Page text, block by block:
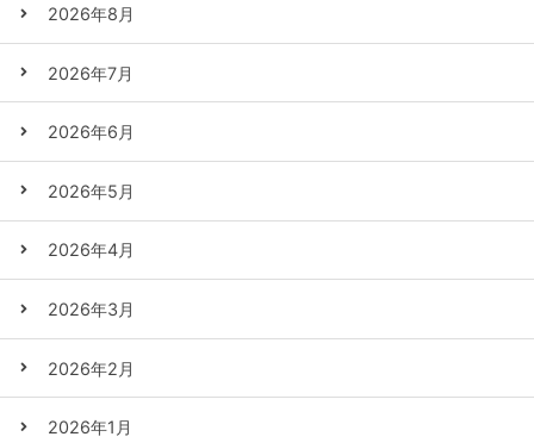
2026年8月
2026年7月
2026年6月
2026年5月
2026年4月
2026年3月
2026年2月
2026年1月